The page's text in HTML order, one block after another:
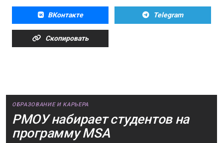
ВКонтакте Telegram
Скопировать
ОБРАЗОВАНИЕ И КАРЬЕРА
РМОУ набирает студентов на
программу MSA